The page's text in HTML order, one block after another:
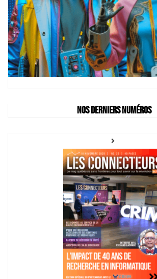
Nos derniers numéros